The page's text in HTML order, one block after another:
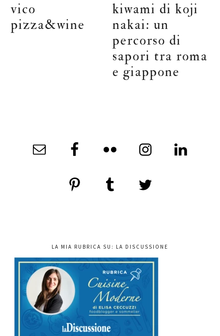
vico
pizza&wine
kiwami di koji
nakai: un
percorso di
sapori tra roma
e giappone
LA MIA RUBRICA SU: LA DISCUSSIONE